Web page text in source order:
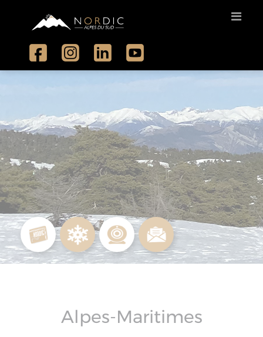
Alpes-Maritimes